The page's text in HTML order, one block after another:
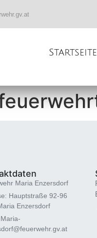
Startseite
Maria Enzersdorf
Hauptstraße 92-96
Enzersdorf